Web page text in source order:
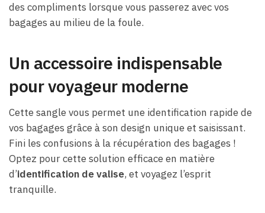
des compliments lorsque vous passerez avec vos
bagages au milieu de la foule.
Un accessoire indispensable
pour voyageur moderne
Cette sangle vous permet une identification rapide de
vos bagages grâce à son design unique et saisissant.
Fini les confusions à la récupération des bagages !
Optez pour cette solution efficace en matière
d’identification de valise, et voyagez l’esprit
tranquille.